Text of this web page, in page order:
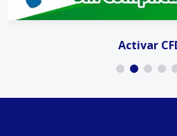
Activar